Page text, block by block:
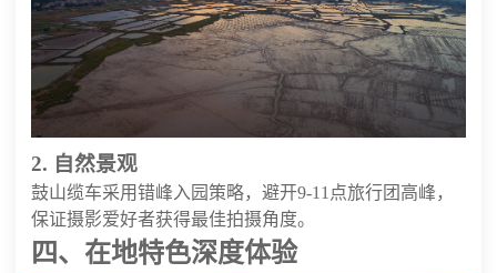
2. 自然景观
鼓山缆车采用错峰入园策略，避开9-11点旅行团高峰，
保证摄影爱好者获得最佳拍摄角度。
四、在地特色深度体验